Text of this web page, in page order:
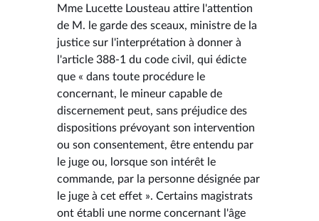
Mme Lucette Lousteau attire l'attention
de M. le garde des sceaux, ministre de la
justice sur l'interprétation à donner à
l'article 388-1 du code civil, qui édicte
que « dans toute procédure le
concernant, le mineur capable de
discernement peut, sans préjudice des
dispositions prévoyant son intervention
ou son consentement, être entendu par
le juge ou, lorsque son intérêt le
commande, par la personne désignée par
le juge à cet effet ». Certains magistrats
ont établi une norme concernant l'âge